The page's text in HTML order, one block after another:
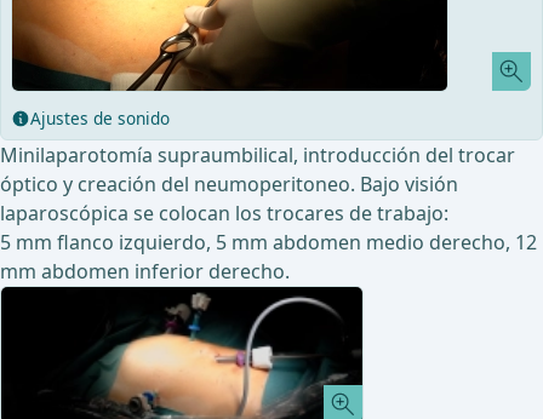
Ajustes de sonido
Minilaparotomía supraumbilical, introducción del trocar
óptico y creación del neumoperitoneo. Bajo visión
laparoscópica se colocan los trocares de trabajo:
5 mm flanco izquierdo, 5 mm abdomen medio derecho, 12
mm abdomen inferior derecho.